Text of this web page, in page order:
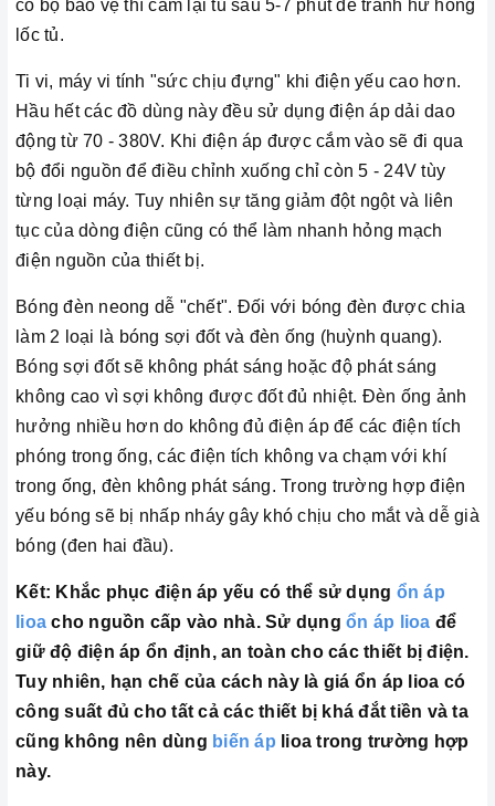
có bộ bảo vệ thì cắm lại tủ sau 5-7 phút để tránh hư hỏng
lốc tủ.
Ti vi, máy vi tính "sức chịu đựng" khi điện yếu cao hơn.
Hầu hết các đồ dùng này đều sử dụng điện áp dải dao
động từ 70 - 380V. Khi điện áp được cắm vào sẽ đi qua
bộ đổi nguồn để điều chỉnh xuống chỉ còn 5 - 24V tùy
từng loại máy. Tuy nhiên sự tăng giảm đột ngột và liên
tục của dòng điện cũng có thể làm nhanh hỏng mạch
điện nguồn của thiết bị.
Bóng đèn neong dễ "chết". Đối với bóng đèn được chia
làm 2 loại là bóng sợi đốt và đèn ống (huỳnh quang).
Bóng sợi đốt sẽ không phát sáng hoặc độ phát sáng
không cao vì sợi không được đốt đủ nhiệt. Đèn ống ảnh
hưởng nhiều hơn do không đủ điện áp để các điện tích
phóng trong ống, các điện tích không va chạm với khí
trong ống, đèn không phát sáng. Trong trường hợp điện
yếu bóng sẽ bị nhấp nháy gây khó chịu cho mắt và dễ già
bóng (đen hai đầu).
Kết: Khắc phục điện áp yếu có thể sử dụng ổn áp
lioa cho nguồn cấp vào nhà. Sử dụng ổn áp lioa để
giữ độ điện áp ổn định, an toàn cho các thiết bị điện.
Tuy nhiên, hạn chế của cách này là giá ổn áp lioa có
công suất đủ cho tất cả các thiết bị khá đắt tiền và ta
cũng không nên dùng biến áp lioa trong trường hợp
này.